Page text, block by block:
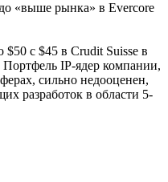
«выше рынка» в Evercore
с $45 в Crudit Suisse в
IP-ядер компании,
сильно недооценен,
разработок в области 5-